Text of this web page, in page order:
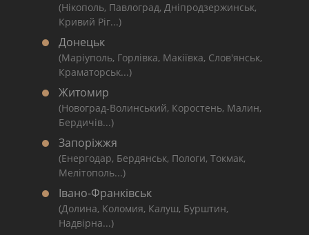
(Нікополь, Павлоград, Дніпродзержинськ,
Кривий Ріг...)
Донецьк
(Маріуполь, Горлівка, Макіївка, Слов'янськ,
Краматорськ...)
Житомир
(Новоград-Волинський, Коростень, Малин,
Бердичів...)
Запоріжжя
(Енергодар, Бердянськ, Пологи, Токмак,
Мелітополь...)
Івано-Франківськ
(Долина, Коломия, Калуш, Бурштин,
Надвірна...)